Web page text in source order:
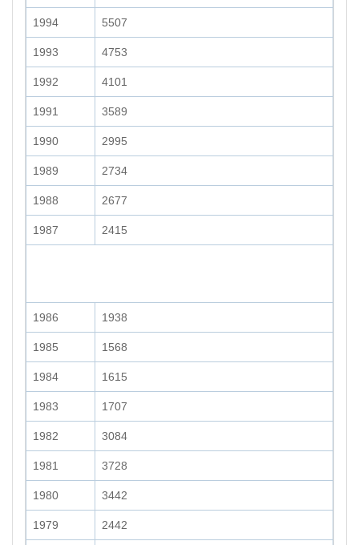
1994 5507
1993 4753
1992 4101
1991 3589
1990 2995
1989 2734
1988 2677
1987 2415
1986 1938
1985 1568
1984 1615
1983 1707
1982 3084
1981 3728
1980 3442
1979 2442